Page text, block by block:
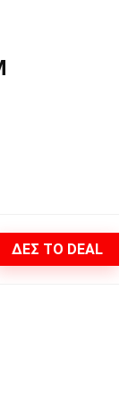
ΔΕΣ ΤΟ DEAL